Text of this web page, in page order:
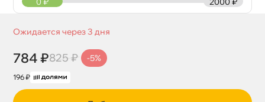
Ожидается через 3 дня
784 ₽825 ₽ -5%
196 ₽